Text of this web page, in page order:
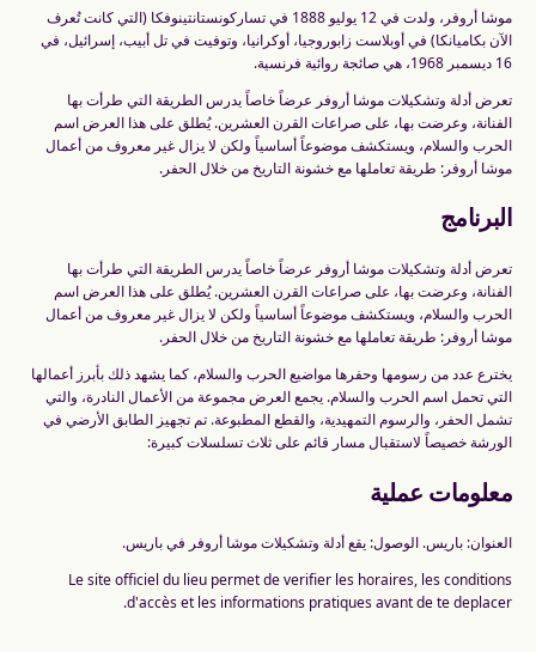
موشا أروفر، ولدت في 12 يوليو 1888 في تساركونستانتينوفكا (التي كانت تُعرف
الآن بكاميانكا) في أوبلاست زابوروجيا، أوكرانيا، وتوفيت في تل أبيب، إسرائيل، في
16 ديسمبر 1968، هي صائجة روائية فرنسية.
تعرض أدلة وتشكيلات موشا أروفر عرضاً خاصاً يدرس الطريقة التي طرأت بها
الفنانة، وعرضت بها، على صراعات القرن العشرين. يُطلق على هذا العرض اسم
الحرب والسلام، ويستكشف موضوعاً أساسياً ولكن لا يزال غير معروف من أعمال
موشا أروفر: طريقة تعاملها مع خشونة التاريخ من خلال الحفر.
البرنامج
تعرض أدلة وتشكيلات موشا أروفر عرضاً خاصاً يدرس الطريقة التي طرأت بها
الفنانة، وعرضت بها، على صراعات القرن العشرين. يُطلق على هذا العرض اسم
الحرب والسلام، ويستكشف موضوعاً أساسياً ولكن لا يزال غير معروف من أعمال
موشا أروفر: طريقة تعاملها مع خشونة التاريخ من خلال الحفر.
يخترع عدد من رسومها وحفرها مواضيع الحرب والسلام، كما يشهد ذلك بأبرز أعمالها
التي تحمل اسم الحرب والسلام. يجمع العرض مجموعة من الأعمال النادرة، والتي
تشمل الحفر، والرسوم التمهيدية، والقطع المطبوعة. تم تجهيز الطابق الأرضي في
الورشة خصيصاً لاستقبال مسار قائم على ثلاث تسلسلات كبيرة:
معلومات عملية
العنوان: باريس. الوصول: يقع أدلة وتشكيلات موشا أروفر في باريس.
Le site officiel du lieu permet de verifier les horaires, les conditions
d'accès et les informations pratiques avant de te deplacer.